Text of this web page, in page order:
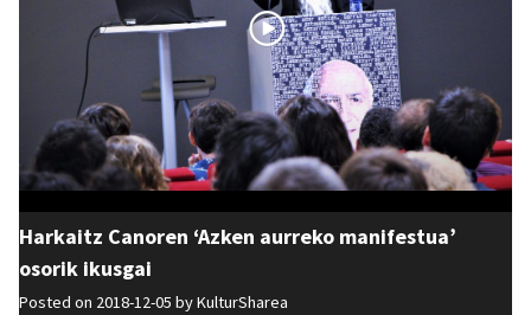
Harkaitz Canoren ‘Azken aurreko manifestua’
osorik ikusgai
Posted on 2018-12-05 byKulturSharea